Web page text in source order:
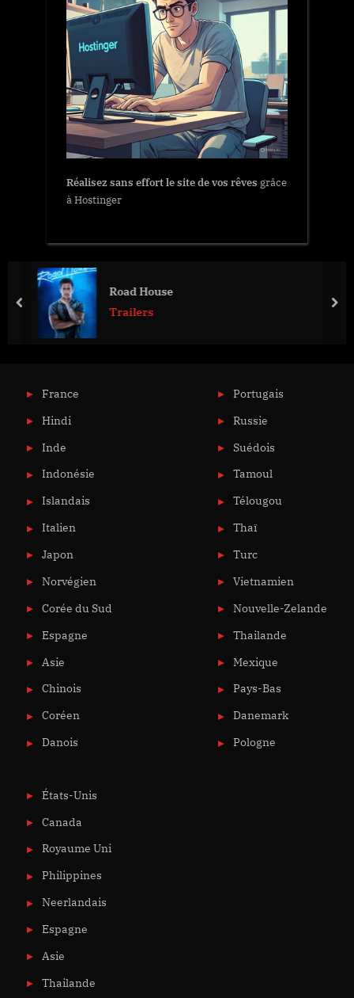
Réalisez sans effort le site de vos rêves grâce
à Hostinger
Road House
Trailers
prev
France
Hindi
Inde
Indonésie
Islandais
Italien
Japon
Norvégien
Corée du Sud
Espagne
Asie
Chinois
Coréen
Danois
Portugais
Russie
Suédois
Tamoul
Télougou
Thaï
Turc
Vietnamien
Nouvelle-Zelande
Thailande
Mexique
Pays-Bas
Danemark
Pologne
États-Unis
Canada
Royaume Uni
Philippines
Neerlandais
Espagne
Asie
Thailande